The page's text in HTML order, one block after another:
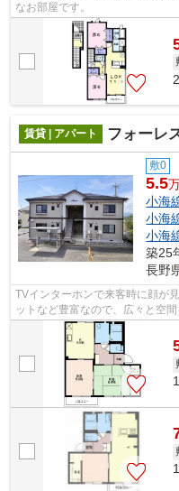
なお部屋です。
賃貸 | アパート フォーレ
敷0
5.5
小海
小海
小海
築25
長野
TVインターホンで来客時に顔が
ットなど豊富なので、広々と空
ット使用料不要・エアコン・対面